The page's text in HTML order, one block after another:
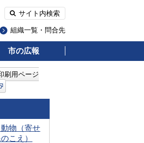
サイト内検索
組織一覧・問合先
市の広報
刷用ページ
物（寄せ
こえ）